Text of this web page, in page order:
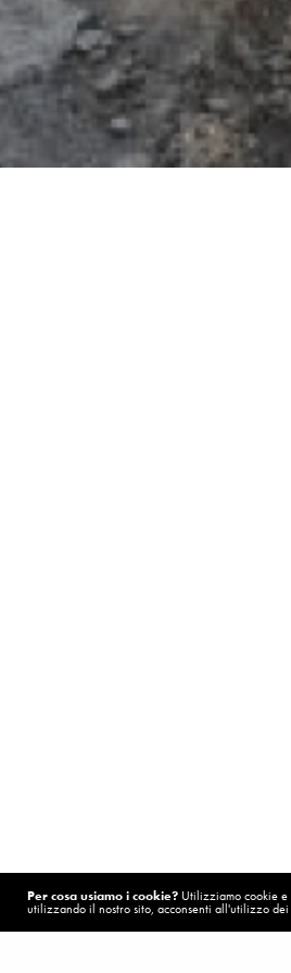
Per cosa usiamo i cookie? Utilizziamo cookie
utilizzando il nostro sito, acconsenti all'utilizzo